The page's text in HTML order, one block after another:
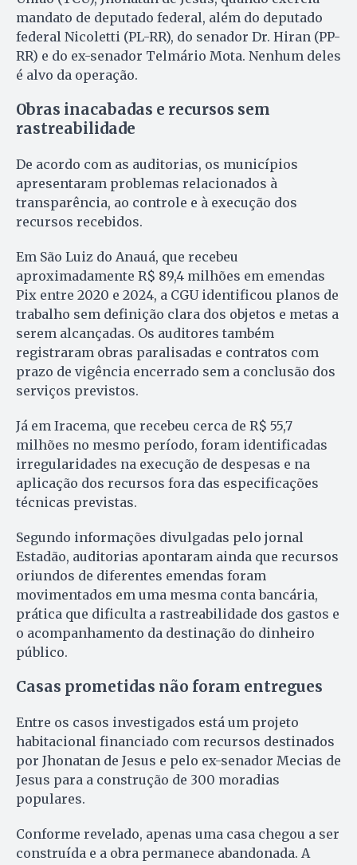
mandato de deputado federal, além do deputado
federal Nicoletti (PL-RR), do senador Dr. Hiran (PP-
RR) e do ex-senador Telmário Mota. Nenhum deles
é alvo da operação.
Obras inacabadas e recursos sem
rastreabilidade
De acordo com as auditorias, os municípios
apresentaram problemas relacionados à
transparência, ao controle e à execução dos
recursos recebidos.
Em São Luiz do Anauá, que recebeu
aproximadamente R$ 89,4 milhões em emendas
Pix entre 2020 e 2024, a CGU identificou planos de
trabalho sem definição clara dos objetos e metas a
serem alcançadas. Os auditores também
registraram obras paralisadas e contratos com
prazo de vigência encerrado sem a conclusão dos
serviços previstos.
Já em Iracema, que recebeu cerca de R$ 55,7
milhões no mesmo período, foram identificadas
irregularidades na execução de despesas e na
aplicação dos recursos fora das especificações
técnicas previstas.
Segundo informações divulgadas pelo jornal
Estadão, auditorias apontaram ainda que recursos
oriundos de diferentes emendas foram
movimentados em uma mesma conta bancária,
prática que dificulta a rastreabilidade dos gastos e
o acompanhamento da destinação do dinheiro
público.
Casas prometidas não foram entregues
Entre os casos investigados está um projeto
habitacional financiado com recursos destinados
por Jhonatan de Jesus e pelo ex-senador Mecias de
Jesus para a construção de 300 moradias
populares.
Conforme revelado, apenas uma casa chegou a ser
construída e a obra permanece abandonada. A